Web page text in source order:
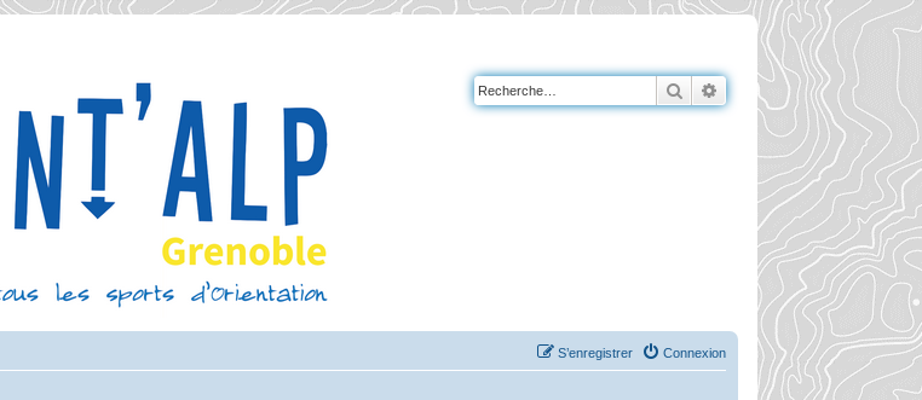
RechercherRecherche avancée
Connexion
S’enregistrer